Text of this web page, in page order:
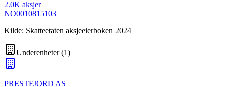
2.0K aksjer
NO0010815103
Kilde: Skatteetaten aksjeeierboken 2024
Underenheter(1)
PRESTFJORD AS